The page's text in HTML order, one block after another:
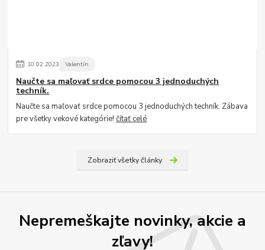
10.02.2023 Valentín
Naučte sa maľovať srdce pomocou 3 jednoduchých
techník.
Naučte sa maľovať srdce pomocou 3 jednoduchých techník. Zábava
pre všetky vekové kategórie!čítať celé
Zobraziť všetky články
Nepremeškajte novinky, akcie a
zľavy!